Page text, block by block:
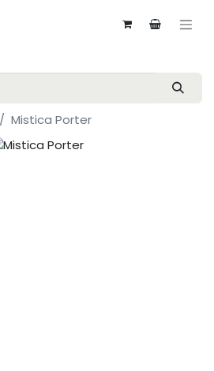
Mistica Porter